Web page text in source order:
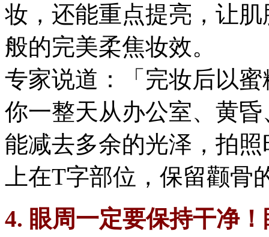
妆，还能重点提亮，让
般的完美柔焦妆效。
专家说道：「完妆后以
你一整天从办公室、黄
能减去多余的光泽，拍
上在T字部位，保留颧骨
4. 眼周一定要保持干净